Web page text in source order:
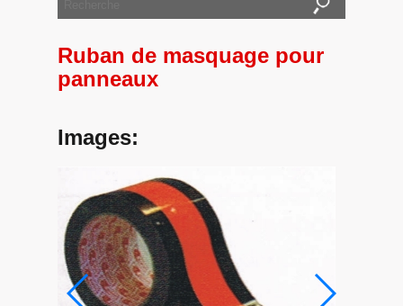
Ruban de masquage pour
panneaux
Images: